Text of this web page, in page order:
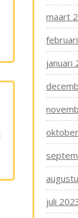
maart
januari
juli